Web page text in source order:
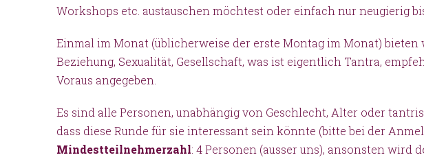
Workshops etc. austauschen möchtest oder einfach nur neugierig
Einmal im Monat (üblicherweise der erste Montag im Monat)
Beziehung, Sexualität, Gesellschaft, was ist eigentlich Tantra,
Voraus angegeben.
Es sind alle Personen, unabhängig von Geschlecht, Alter oder
dass diese Runde für sie interessant sein könnte (bitte bei der
Mindestteilnehmerzahl: 4 Personen (ausser uns), ansonsten wird